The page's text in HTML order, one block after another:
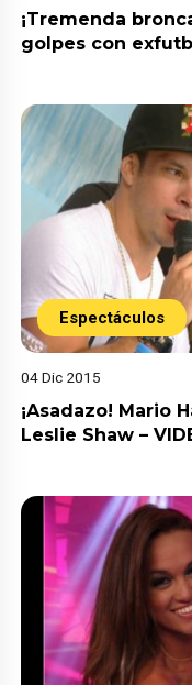
¡Tremenda
golpes con
Espectáculos
04 Dic 2015
¡Asadazo! Mario
Leslie Shaw –